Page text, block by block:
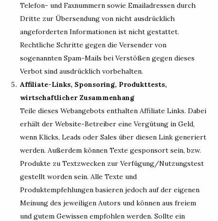
Telefon- und Faxnummern sowie Emailadressen durch
Dritte zur Übersendung von nicht ausdrücklich
angeforderten Informationen ist nicht gestattet.
Rechtliche Schritte gegen die Versender von
sogenannten Spam-Mails bei Verstößen gegen dieses
Verbot sind ausdrücklich vorbehalten.
Affiliate-Links, Sponsoring, Produkttests,
wirtschaftlicher Zusammenhang
Teile dieses Webangebots enthalten Affiliate Links. Dabei
erhält der Website-Betreiber eine Vergütung in Geld,
wenn Klicks, Leads oder Sales über diesen Link generiert
werden. Außerdem können Texte gesponsort sein, bzw.
Produkte zu Textzwecken zur Verfügung/Nutzungstest
gestellt worden sein. Alle Texte und
Produktempfehlungen basieren jedoch auf der eigenen
Meinung des jeweiligen Autors und können aus freiem
und gutem Gewissen empfohlen werden. Sollte ein